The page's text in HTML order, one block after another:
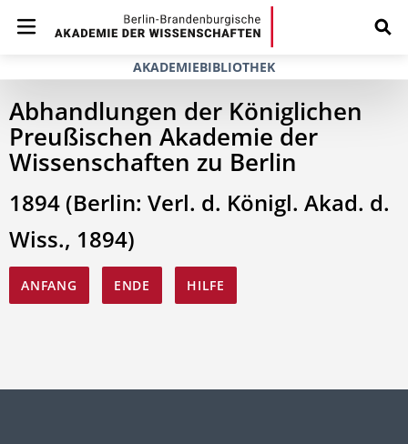
AKADEMIEBIBLIOTHEK
Abhandlungen der Königlichen
Preußischen Akademie der
Wissenschaften zu Berlin
1894 (Berlin: Verl. d. Königl. Akad. d.
Wiss., 1894)
ANFANG ENDE HILFE